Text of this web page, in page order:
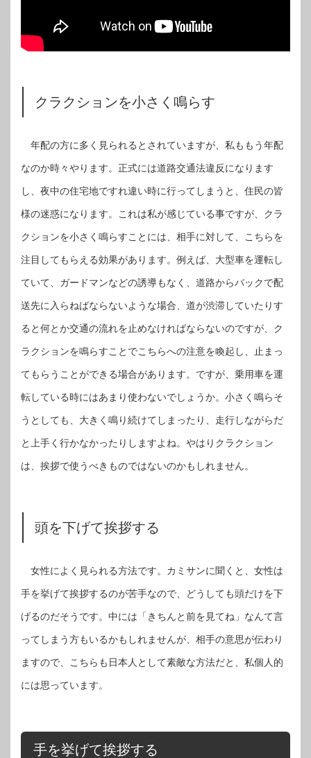
クラクションを小さく鳴らす
年配の方に多く見られるとされていますが、私ももう年配
なのか時々やります。正式には道路交通法違反になります
し、夜中の住宅地ですれ違い時に行ってしまうと、住民の皆
様の迷惑になります。これは私が感じている事ですが、クラ
クションを小さく鳴らすことには、相手に対して、こちらを
注目してもらえる効果があります。例えば、大型車を運転し
ていて、ガードマンなどの誘導もなく、道路からバックで配
送先に入らねばならないような場合、道が渋滞していたりす
ると何とか交通の流れを止めなければならないのですが、ク
ラクションを鳴らすことでこちらへの注意を喚起し、止まっ
てもらうことができる場合があります。ですが、乗用車を運
転している時にはあまり使わないでしょうか。小さく鳴らそ
うとしても、大きく鳴り続けてしまったり、走行しながらだ
と上手く行かなかったりしますよね。やはりクラクション
は、挨拶で使うべきものではないのかもしれません。
頭を下げて挨拶する
女性によく見られる方法です。カミサンに聞くと、女性は
手を挙げて挨拶するのが苦手なので、どうしても頭だけを下
げるのだそうです。中には「きちんと前を見てね」なんて言
ってしまう方もいるかもしれませんが、相手の意思が伝わり
ますので、こちらも日本人として素敵な方法だと、私個人的
には思っています。
手を挙げて挨拶する